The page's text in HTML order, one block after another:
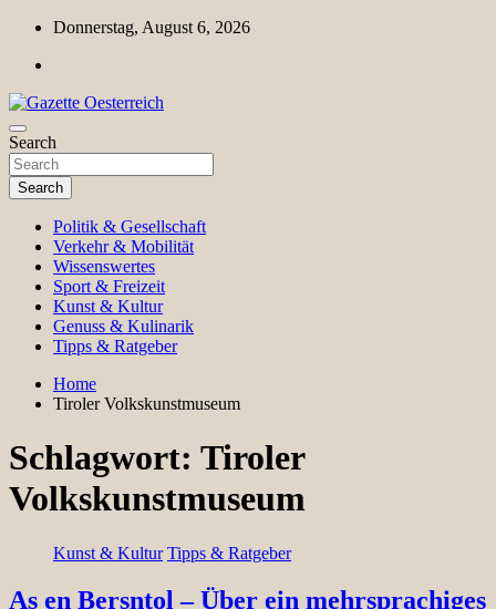
Skip
content
Donnerstag, August 6, 2026
Gazette Oesterreich
Magazin für Freizeit, Politik, Kultur & Wissenschaft
Search
Search
Politik & Gesellschaft
Verkehr & Mobilität
Wissenswertes
Sport & Freizeit
Kunst & Kultur
Genuss & Kulinarik
Tipps & Ratgeber
Home
Tiroler Volkskunstmuseum
Schlagwort: Tiroler
Volkskunstmuseum
Kunst & Kultur Tipps & Ratgeber
As en Bersntol – Über ein mehrsprachiges